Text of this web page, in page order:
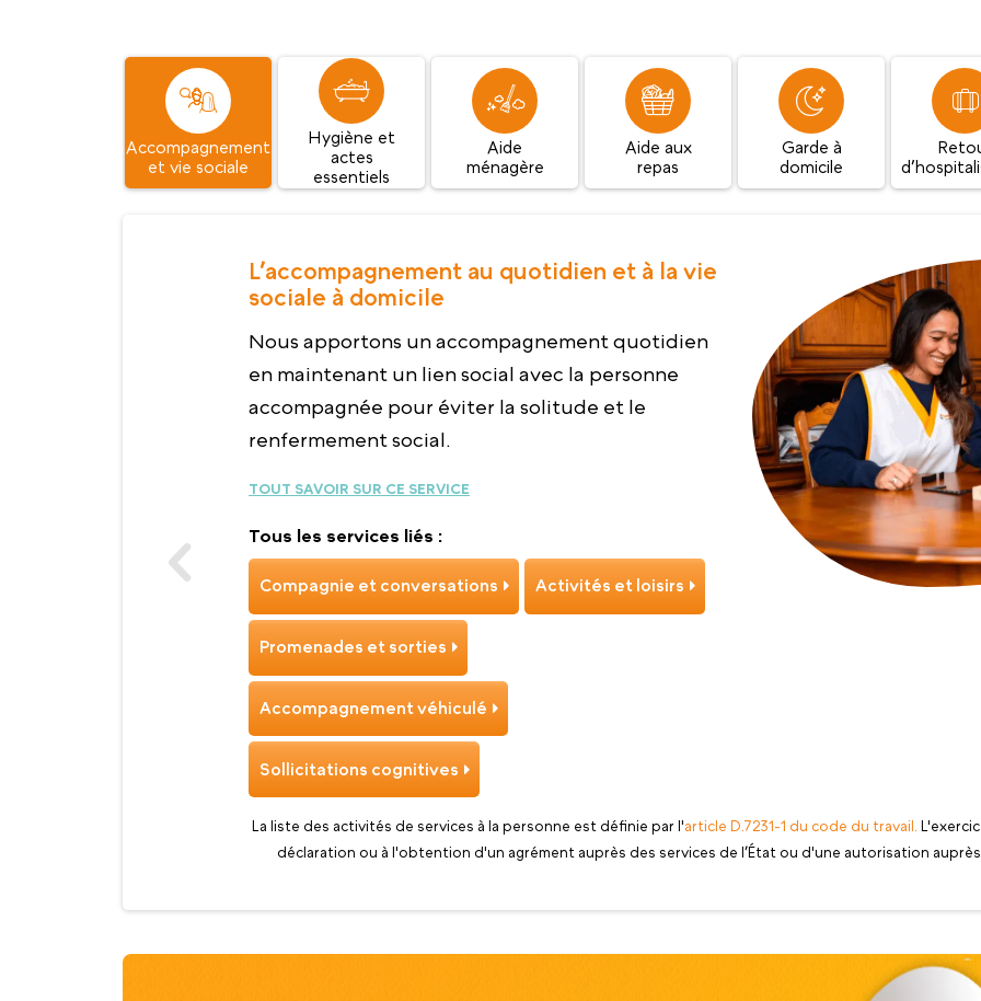
Accompagnement
et vie sociale
Hygiène et
actes
essentiels
Aide
ménagère
Aide aux
repas
Garde à
domicile
L’accompagnement au quotidien et à la vie
sociale à domicile
Nous apportons un accompagnement quotidien
en maintenant un lien social avec la personne
accompagnée pour éviter la solitude et le
renfermement social.
TOUT SAVOIR SUR CE SERVICE
Tous les services liés :
Compagnie et conversations Activités et loisirs
Promenades et sorties
Accompagnement véhiculé
Sollicitations cognitives
La liste des activités de services à la personne est définie par l'article D.7231-1 du code du travail.
déclaration ou à l'obtention d'un agrément auprès des services de l’État ou d'une autorisation